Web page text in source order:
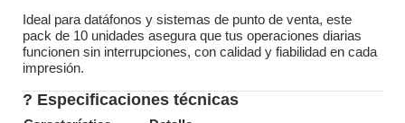
Ideal para datáfonos y sistemas de punto de venta, este
pack de 10 unidades asegura que tus operaciones diarias
funcionen sin interrupciones, con calidad y fiabilidad en cada
impresión.
? Especificaciones técnicas